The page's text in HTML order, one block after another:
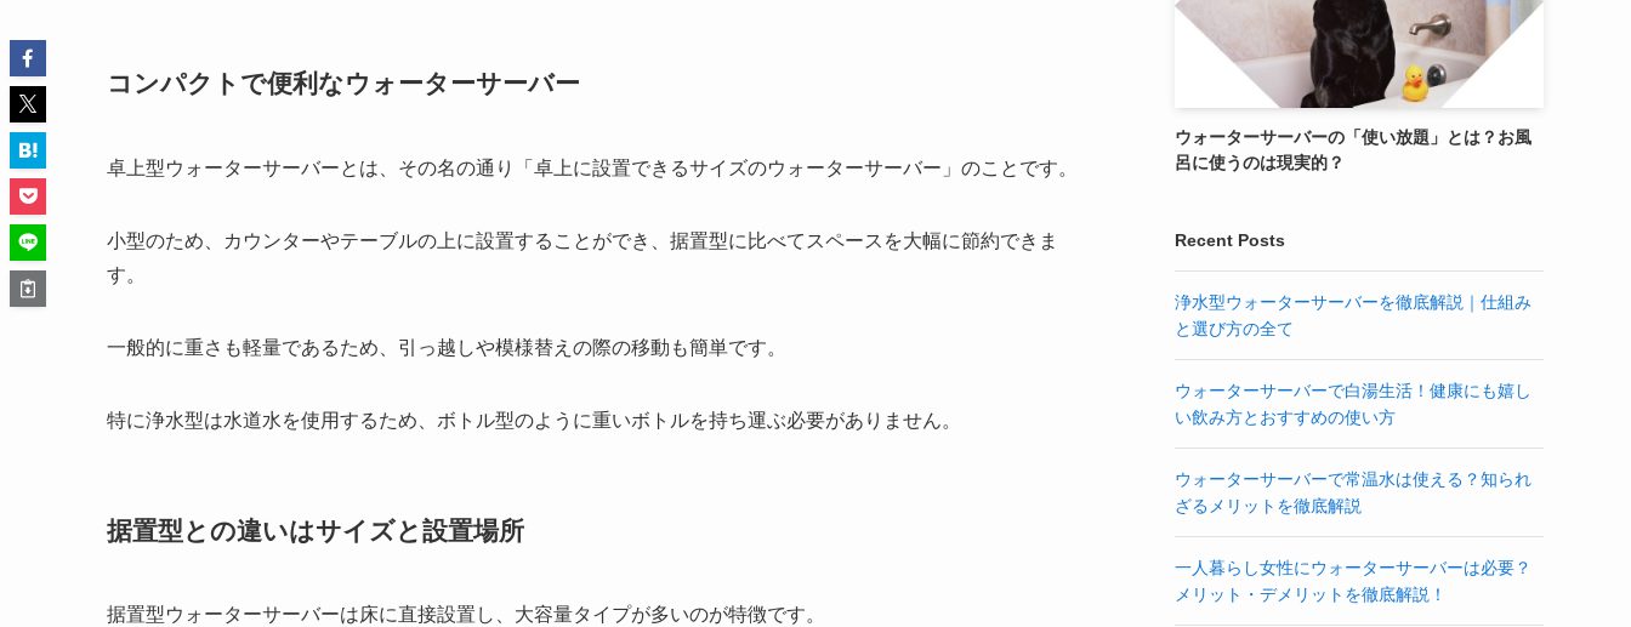
コンパクトで便利なウォーターサーバー
卓上型ウォーターサーバーとは、その名の通り「卓上に設置できるサイズのウォーターサーバー」のことです。
小型のため、カウンターやテーブルの上に設置することができ、据置型に比べてスペースを大幅に節約できま
す。
一般的に重さも軽量であるため、引っ越しや模様替えの際の移動も簡単です。
特に浄水型は水道水を使用するため、ボトル型のように重いボトルを持ち運ぶ必要がありません。
据置型との違いはサイズと設置場所
据置型ウォーターサーバーは床に直接設置し、大容量タイプが多いのが特徴です。
ウォーターサーバーの「使い放題」とは？お風
呂に使うのは現実的？
Recent Posts
浄水型ウォーターサーバーを徹底解説｜仕組み
と選び方の全て
ウォーターサーバーで白湯生活！健康にも嬉し
い飲み方とおすすめの使い方
ウォーターサーバーで常温水は使える？知られ
ざるメリットを徹底解説
一人暮らし女性にウォーターサーバーは必要？
メリット・デメリットを徹底解説！